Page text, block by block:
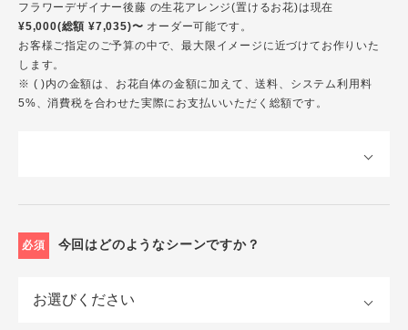
フラワーデザイナー後藤 の生花アレンジ(置けるお花)は現在
¥5,000(総額 ¥7,035)〜 オーダー可能です。
お客様ご指定のご予算の中で、最大限イメージに近づけてお作りいた
します。
※ ( )内の金額は、お花自体の金額に加えて、送料、システム利用料
5%、消費税を合わせた実際にお支払いいただく総額です。
必須 今回はどのようなシーンですか？